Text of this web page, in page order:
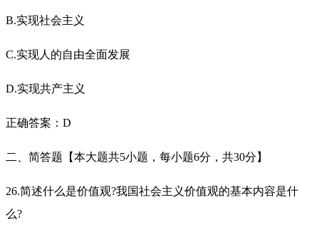
B.实现社会主义
C.实现人的自由全面发展
D.实现共产主义
正确答案：D
二、简答题【本大题共5小题，每小题6分，共30分】
26.简述什么是价值观?我国社会主义价值观的基本内容是什
么?